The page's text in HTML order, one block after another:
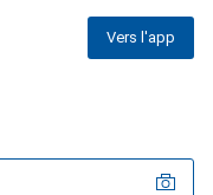
Vers l'app